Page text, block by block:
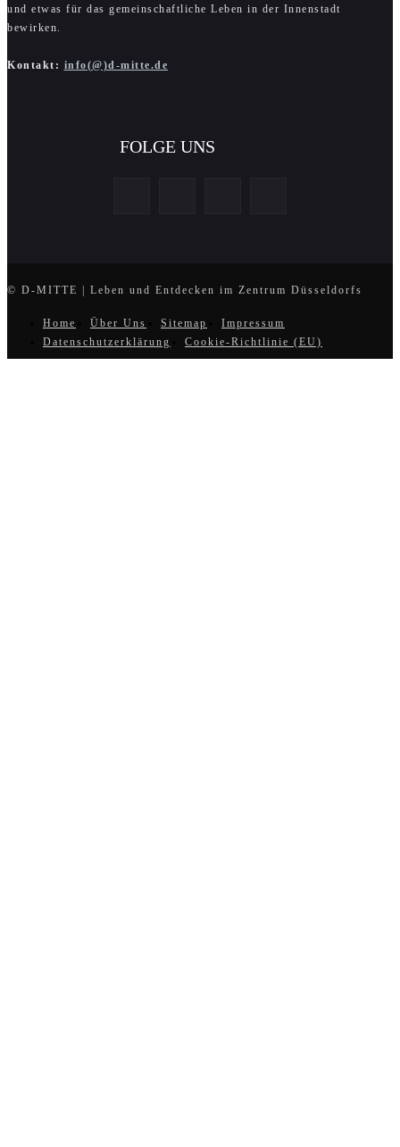
und etwas für das gemeinschaftliche Leben in der Innenstadt
bewirken.
Kontakt: info(@)d-mitte.de
FOLGE UNS
© D-MITTE | Leben und Entdecken im Zentrum Düsseldorfs
Home Über Uns Sitemap
Impressum
Datenschutzerklärung
Cookie-Richtlinie (EU)